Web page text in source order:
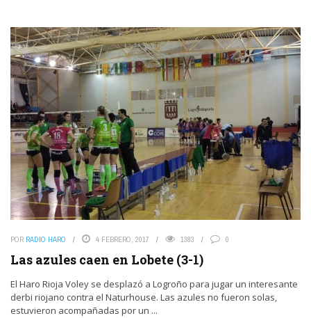
POR RADIO HARO 4 FEBRERO, 2017 1383 0
Las azules caen en Lobete (3-1)
El Haro Rioja Voley se desplazó a Logroño para jugar un interesante
derbi riojano contra el Naturhouse. Las azules no fueron solas,
estuvieron acompañadas por un ...